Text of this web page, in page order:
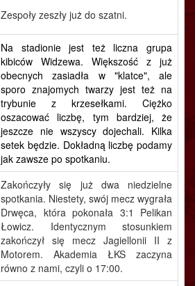
Zespoły zeszły już do szatni.
Na stadionie jest też liczna grupa
kibiców Widzewa. Większość z już
obecnych zasiadła w "klatce", ale
sporo znajomych twarzy jest też na
trybunie z krzesełkami. Ciężko
oszacować liczbę, tym bardziej, że
jeszcze nie wszyscy dojechali. Kilka
setek będzie. Dokładną liczbę podamy
jak zawsze po spotkaniu.
Zakończyły się już dwa niedzielne
spotkania. Niestety, swój mecz wygrała
Drwęca, która pokonała 3:1 Pelikan
Łowicz. Identycznym stosunkiem
zakończył się mecz Jagiellonii II z
Motorem. Akademia ŁKS zaczyna
równo z nami, czyli o 17:00.